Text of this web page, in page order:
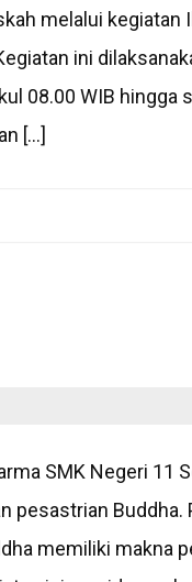
melalui kegiatan
ini
08.00 WIB hingga
[…]
SMK Negeri 11
pesastrian
memiliki makna